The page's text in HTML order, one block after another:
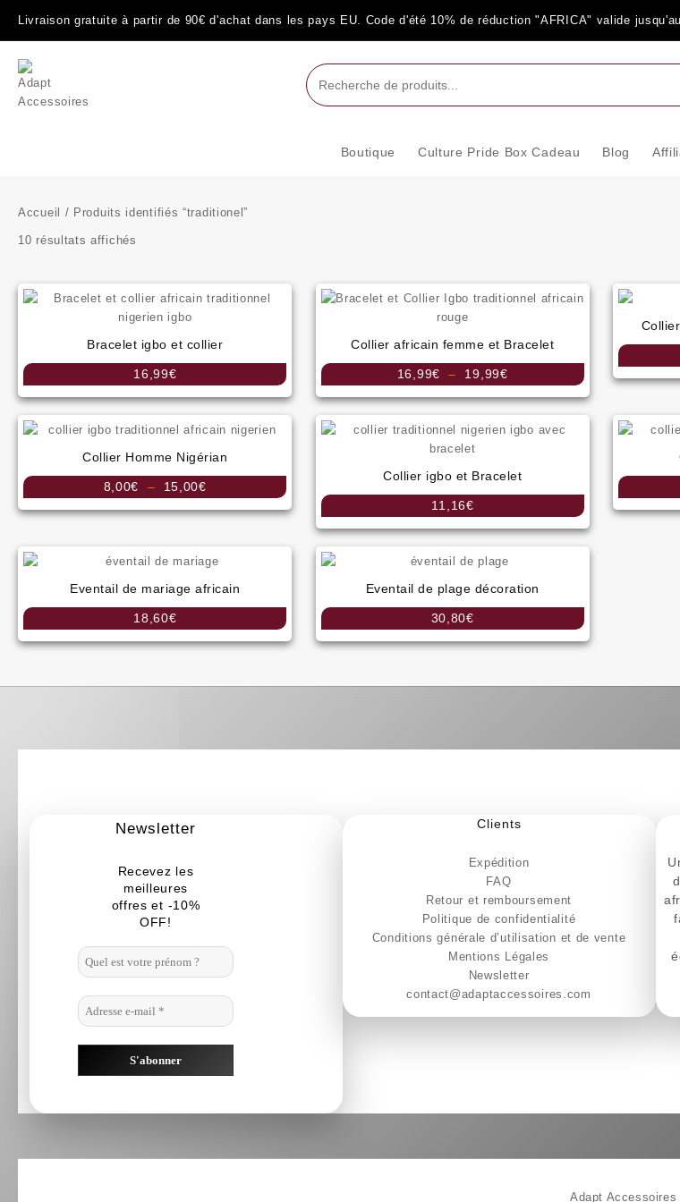
Livraison gratuite à partir de 90€ d'achat dans les pays EU. Code d'été 10% de réduction "AFRICA" valide
Boutique Culture Pride Box Cadeau Blog
Accueil / Produits identifiés “traditionel”
10 résultats affichés
Bracelet igbo et collier
16,99€
Collier africain femme et Bracelet
16,99€ – 19,99€Plage
16,99€
Collier Homme Nigérian
8,00€ – 15,00€Plage
à
Collier igbo et Bracelet
11,16€
Eventail de mariage africain
18,60€
Eventail de plage décoration
30,80€
Newsletter
Recevez les
meilleures
offres et -10%
OFF!
Clients
Expédition
FAQ
Retour et remboursement
Politique de confidentialité
Conditions générale d’utilisation et de vente
Mentions Légales
Newsletter
contact@adaptaccessoires.com
Adapt Accessoires